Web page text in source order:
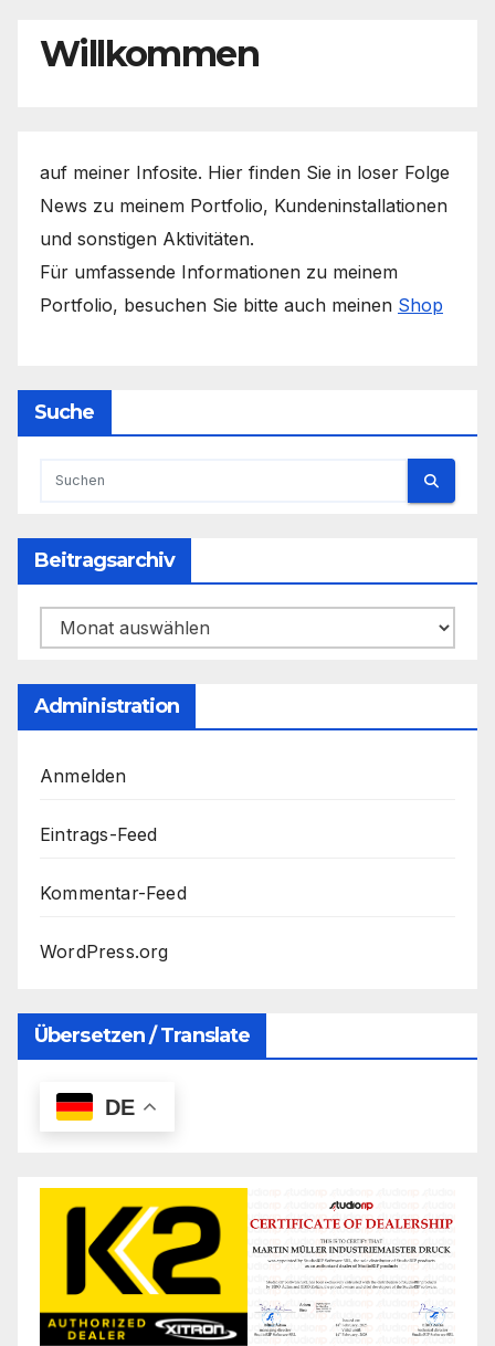
Willkommen
auf meiner Infosite. Hier finden Sie in loser Folge
News zu meinem Portfolio, Kundeninstallationen
und sonstigen Aktivitäten.
Für umfassende Informationen zu meinem
Portfolio, besuchen Sie bitte auch meinen Shop
Suche
Beitragsarchiv
Beitragsarchiv
Administration
Anmelden
Eintrags-Feed
Kommentar-Feed
WordPress.org
Übersetzen / Translate
DE